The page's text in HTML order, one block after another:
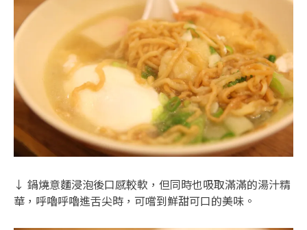
↓ 鍋燒意麵浸泡後口感較軟，但同時也吸取滿滿的湯汁精
華，呼嚕呼嚕進舌尖時，可嚐到鮮甜可口的美味。